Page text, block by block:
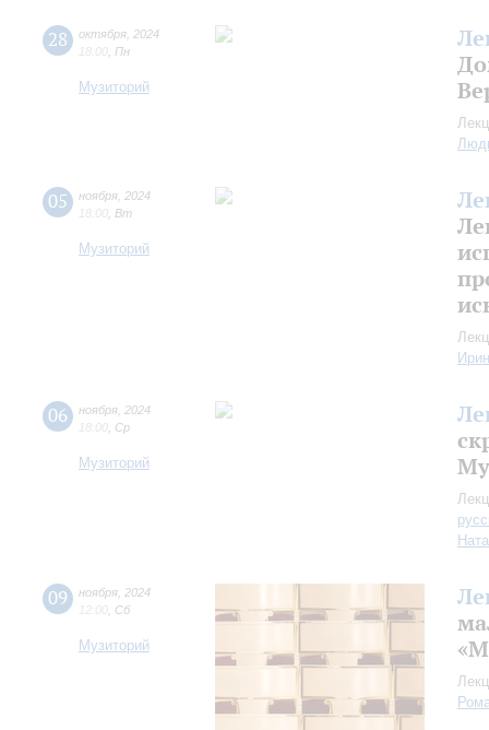
28 октября 2024
18:00 Пн
Музиторий
05 ноября 2024
18:00 Вт
Музиторий
06 ноября 2024
18:00 Ср
Музиторий
09 ноября 2024
12:00 Сб
Музиторий